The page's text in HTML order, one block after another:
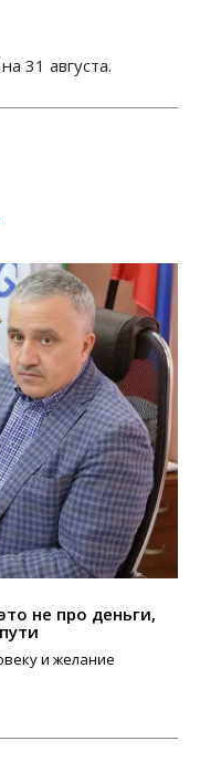
31 августа.
не про деньги,
и желание